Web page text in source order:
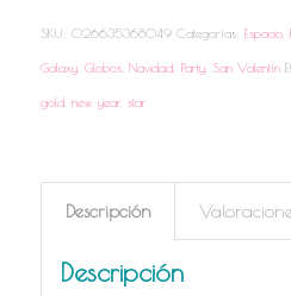
SKU: 026635368049 Categorías: Espacio,
Galaxy, Globos, Navidad, Party, San Valentín
gold, new year, star
Descripción
Descripción